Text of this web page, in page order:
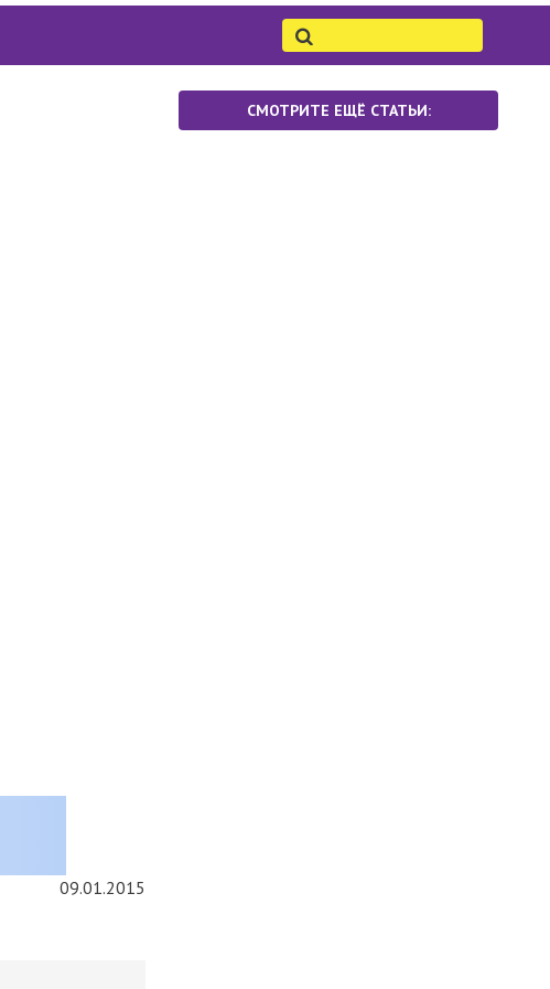
09.01.2015
СМОТРИТЕ ЕЩЁ СТАТЬИ: